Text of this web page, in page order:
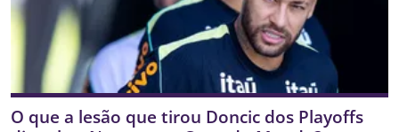
O que a lesão que tirou Doncic dos Playoffs